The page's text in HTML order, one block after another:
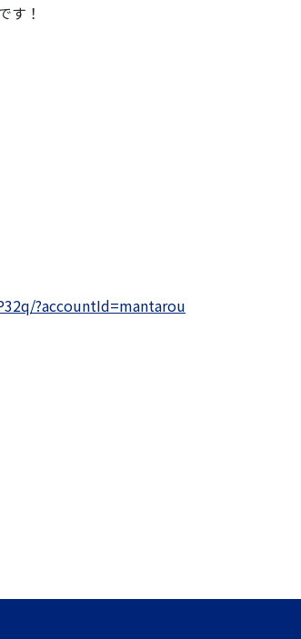
す！
?accountId=mantarou